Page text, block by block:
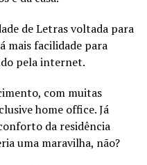
de Letras voltada para
mais facilidade para
pela internet.
com muitas
home office. Já
da residência
uma maravilha, não?